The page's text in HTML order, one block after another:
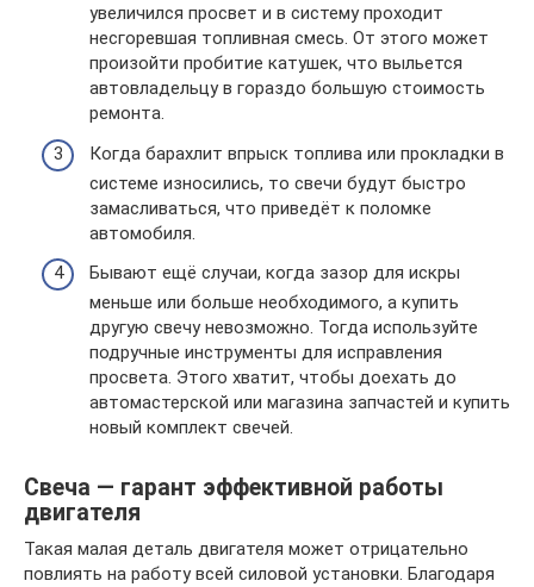
увеличился просвет и в систему проходит
несгоревшая топливная смесь. От этого может
произойти пробитие катушек, что выльется
автовладельцу в гораздо большую стоимость
ремонта.
Когда барахлит впрыск топлива или прокладки в
системе износились, то свечи будут быстро
замасливаться, что приведёт к поломке
автомобиля.
Бывают ещё случаи, когда зазор для искры
меньше или больше необходимого, а купить
другую свечу невозможно. Тогда используйте
подручные инструменты для исправления
просвета. Этого хватит, чтобы доехать до
автомастерской или магазина запчастей и купить
новый комплект свечей.
Свеча — гарант эффективной работы
двигателя
Такая малая деталь двигателя может отрицательно
повлиять на работу всей силовой установки. Благодаря